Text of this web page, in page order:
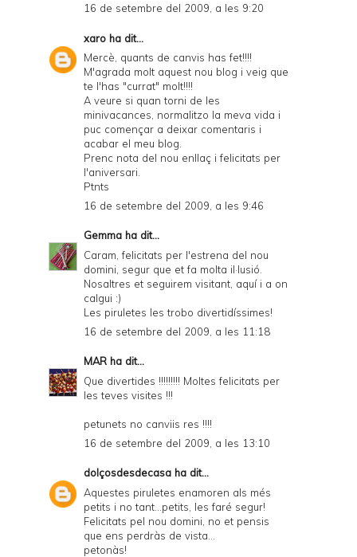
16 de setembre del 2009, a les 9:20
xaro ha dit...
Mercè, quants de canvis has fet!!!!
M'agrada molt aquest nou blog i veig que
te l'has "currat" molt!!!!
A veure si quan torni de les
minivacances, normalitzo la meva vida i
puc començar a deixar comentaris i
acabar el meu blog.
Prenc nota del nou enllaç i felicitats per
l'aniversari.
Ptnts
16 de setembre del 2009, a les 9:46
Gemma ha dit...
Caram, felicitats per l'estrena del nou
domini, segur que et fa molta il·lusió.
Nosaltres et seguirem visitant, aquí i a on
calgui :)
Les piruletes les trobo divertidíssimes!
16 de setembre del 2009, a les 11:18
MAR ha dit...
Que divertides !!!!!!!!! Moltes felicitats per
les teves visites !!!
petunets no canviis res !!!!
16 de setembre del 2009, a les 13:10
dolçosdesdecasa ha dit...
Aquestes piruletes enamoren als més
petits i no tant...petits, les faré segur!
Felicitats pel nou domini, no et pensis
que ens perdràs de vista...
petonàs!